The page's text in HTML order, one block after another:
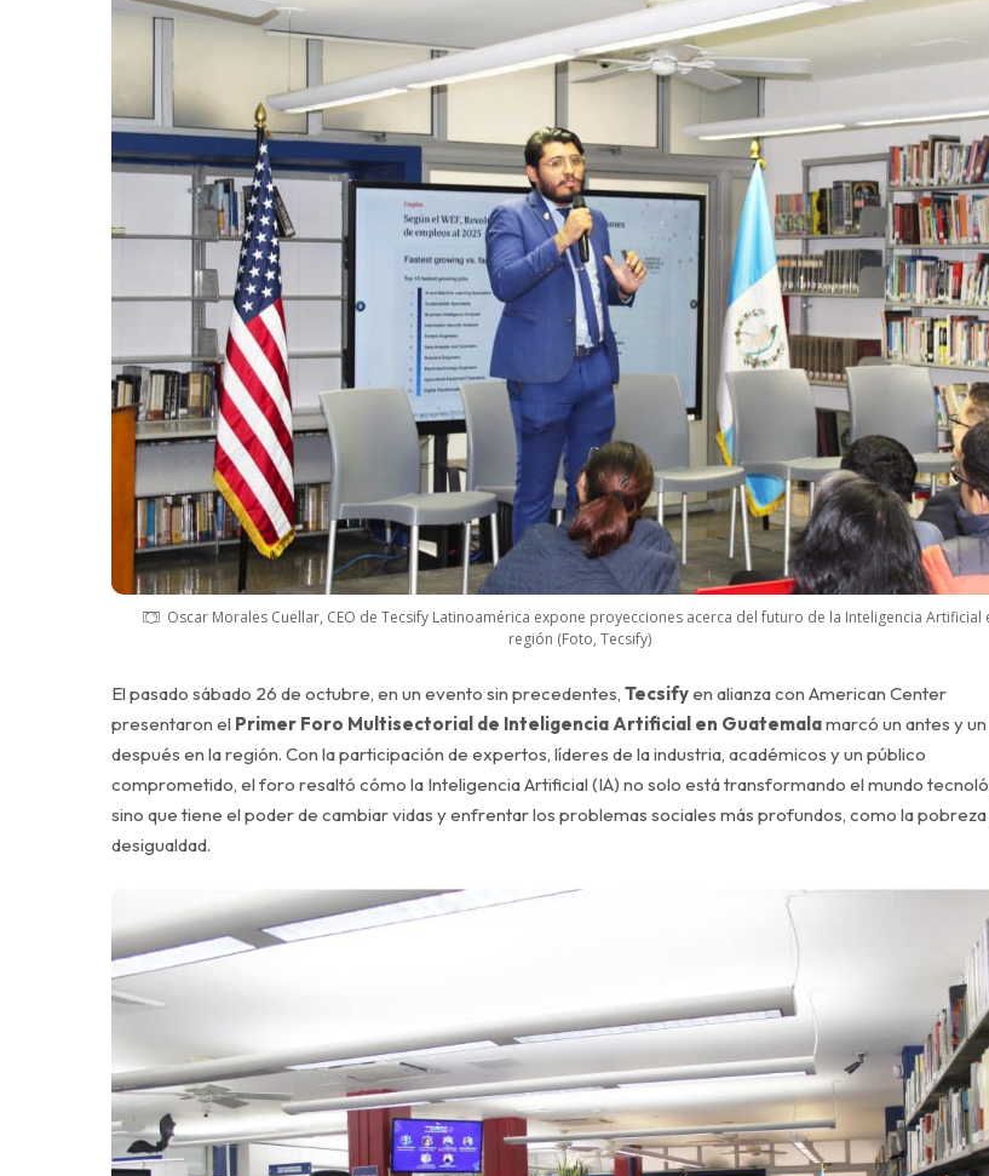
Oscar Morales Cuellar, CEO de Tecsify Latinoamérica expone proyecciones acerca del futuro de la Inteligencia Artificial
región (Foto, Tecsify)
El pasado sábado 26 de octubre, en un evento sin precedentes, Tecsifyen alianza con American Center
presentaron el Primer Foro Multisectorial de Inteligencia Artificial en Guatemalamarcó un antes y un
después en la región. Con la participación de expertos, líderes de la industria, académicos y un público
comprometido, el foro resaltó cómo la Inteligencia Artificial (IA) no solo está transformando el mundo
sino que tiene el poder de cambiar vidas y enfrentar los problemas sociales más profundos, como la pobreza
desigualdad.